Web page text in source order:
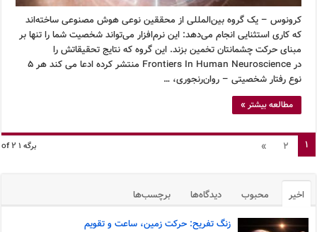
کرونوس – یک گروه بین‌المللی از محققین نوعی هوش مصنوعی ساخته‌اند
که کاری استثنایی انجام می‌دهد: این نرم‌افزار می‌تواند شخصیت شما را تنها بر
مبنای حرکت چشمانتان تخمین بزند. این گروه که نتایج تحقیقاتش را
در Frontiers In Human Neuroscience منتشر کرده ادعا می کند هر ۵
نوع رفتار شخصیتی – روان‌رنجوری، …
مطالعه بیشتر »
برگه 1 of 2 1
2
»
اخیر محبوب دیدگاه‌ها برچسب‌ها
زنگ تفریح: حرکت زمین، ساعت و تقویم